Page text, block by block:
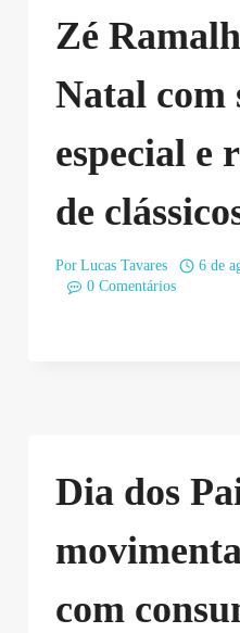
Zé
Natal com
especial e
de
Por Lucas Tavares
6 de
0 Comentários
Dia dos
com